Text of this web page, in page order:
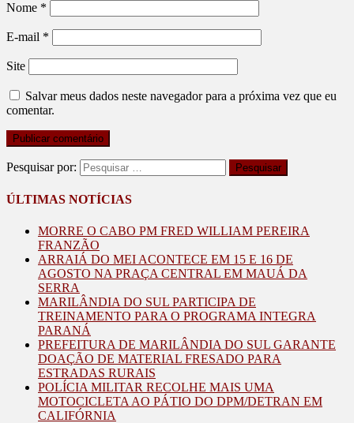
Nome *
E-mail *
Site
Salvar meus dados neste navegador para a próxima vez que eu
comentar.
Pesquisar por:
ÚLTIMAS NOTÍCIAS
MORRE O CABO PM FRED WILLIAM PEREIRA
FRANZÃO
ARRAIÁ DO MEI ACONTECE EM 15 E 16 DE
AGOSTO NA PRAÇA CENTRAL EM MAUÁ DA
SERRA
MARILÂNDIA DO SUL PARTICIPA DE
TREINAMENTO PARA O PROGRAMA INTEGRA
PARANÁ
PREFEITURA DE MARILÂNDIA DO SUL GARANTE
DOAÇÃO DE MATERIAL FRESADO PARA
ESTRADAS RURAIS
POLÍCIA MILITAR RECOLHE MAIS UMA
MOTOCICLETA AO PÁTIO DO DPM/DETRAN EM
CALIFÓRNIA